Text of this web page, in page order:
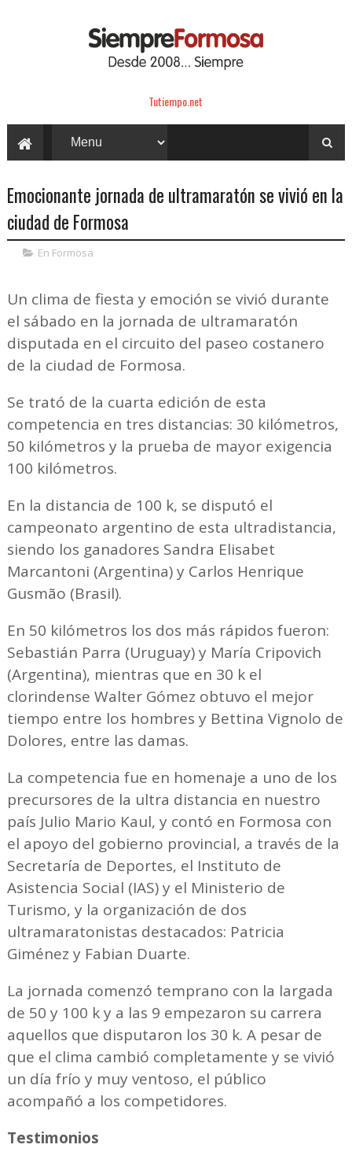
Tutiempo.net
Emocionante jornada de ultramaratón se vivió en la
ciudad de Formosa
En Formosa
Un clima de fiesta y emoción se vivió durante
el sábado en la jornada de ultramaratón
disputada en el circuito del paseo costanero
de la ciudad de Formosa.
Se trató de la cuarta edición de esta
competencia en tres distancias: 30 kilómetros,
50 kilómetros y la prueba de mayor exigencia
100 kilómetros.
En la distancia de 100 k, se disputó el
campeonato argentino de esta ultradistancia,
siendo los ganadores Sandra Elisabet
Marcantoni (Argentina) y Carlos Henrique
Gusmão (Brasil).
En 50 kilómetros los dos más rápidos fueron:
Sebastián Parra (Uruguay) y María Cripovich
(Argentina), mientras que en 30 k el
clorindense Walter Gómez obtuvo el mejor
tiempo entre los hombres y Bettina Vignolo de
Dolores, entre las damas.
La competencia fue en homenaje a uno de los
precursores de la ultra distancia en nuestro
país Julio Mario Kaul, y contó en Formosa con
el apoyo del gobierno provincial, a través de la
Secretaría de Deportes, el Instituto de
Asistencia Social (IAS) y el Ministerio de
Turismo, y la organización de dos
ultramaratonistas destacados: Patricia
Giménez y Fabian Duarte.
La jornada comenzó temprano con la largada
de 50 y 100 k y a las 9 empezaron su carrera
aquellos que disputaron los 30 k. A pesar de
que el clima cambió completamente y se vivió
un día frío y muy ventoso, el público
acompañó a los competidores.
Testimonios